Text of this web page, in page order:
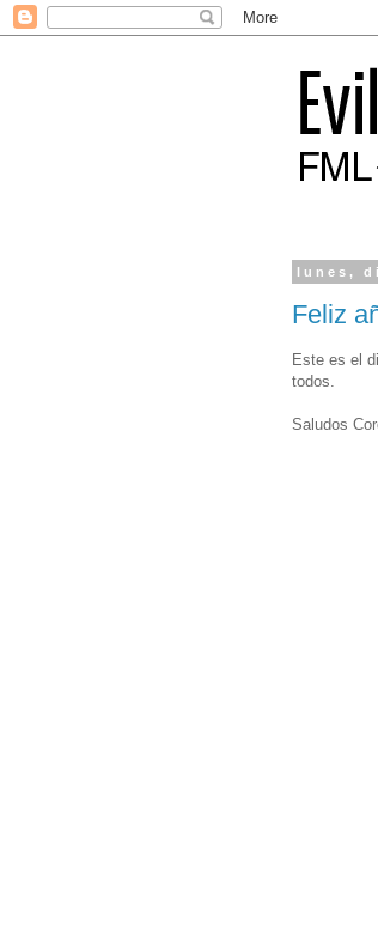
lunes,
Feliz
Este es el
todos.
Saludos